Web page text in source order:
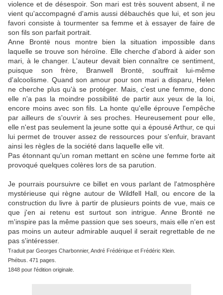
violence et de désespoir. Son mari est très souvent absent, il ne
vient qu'accompagné d'amis aussi débauchés que lui, et son jeu
favori consiste à tourmenter sa femme et à essayer de faire de
son fils son parfait portrait.
Anne Brontë nous montre bien la situation impossible dans
laquelle se trouve son héroïne. Elle cherche d'abord à aider son
mari, à le changer. L'auteur devait bien connaître ce sentiment,
puisque son frère, Branwell Brontë, souffrait lui-même
d'alcoolisme. Quand son amour pour son mari a disparu, Helen
ne cherche plus qu'à se protéger. Mais, c'est une femme, donc
elle n'a pas la moindre possibilité de partir aux yeux de la loi,
encore moins avec son fils. La honte qu'elle éprouve l'empêche
par ailleurs de s'ouvrir à ses proches. Heureusement pour elle,
elle n'est pas seulement la jeune sotte qui a épousé Arthur, ce qui
lui permet de trouver assez de ressources pour s'enfuir, bravant
ainsi les règles de la société dans laquelle elle vit.
Pas étonnant qu'un roman mettant en scène une femme forte ait
provoqué quelques colères lors de sa parution.
Je pourrais poursuivre ce billet en vous parlant de l'atmosphère
mystérieuse qui règne autour de Wildfell Hall, ou encore de la
construction du livre à partir de plusieurs points de vue, mais ce
que j'en ai retenu est surtout son intrigue. Anne Brontë ne
m'inspire pas la même passion que ses soeurs, mais elle n'en est
pas moins un auteur admirable auquel il serait regrettable de ne
pas s'intéresser.
Traduit par Georges Charbonnier, André Frédérique et Frédéric Klein.
Phébus. 471 pages.
1848 pour l'édition originale.